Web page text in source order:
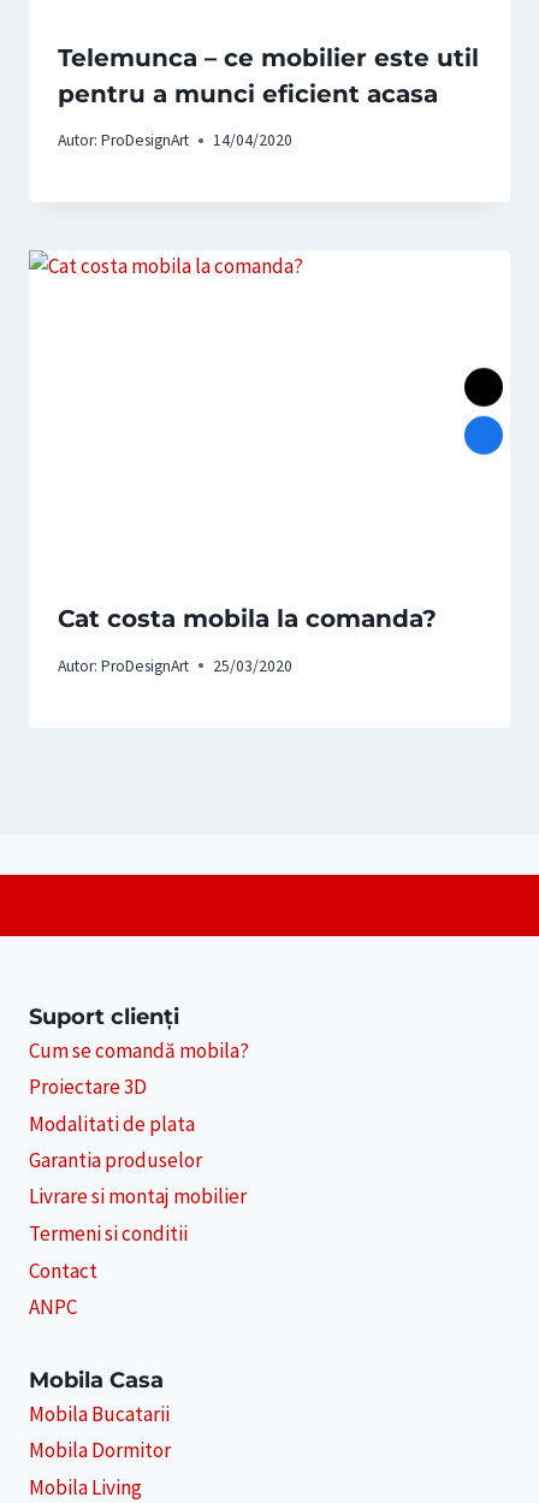
Telemunca – ce mobilier este util
pentru a munci eficient acasa
Autor: ProDesignArt 14/04/2020
Cat costa mobila la comanda?
Autor: ProDesignArt 25/03/2020
Suport clienți
Cum se comandă mobila?
Proiectare 3D
Modalitati de plata
Garantia produselor
Livrare si montaj mobilier
Termeni si conditii
Contact
ANPC
Mobila Casa
Mobila Bucatarii
Mobila Dormitor
Mobila Living